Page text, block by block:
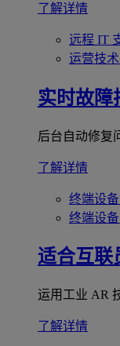
了解详情
远程 IT
运营技术
实时故障
后台自动修复
了解详情
终端设
终端设
适合互联
运用工业 AR
了解详情